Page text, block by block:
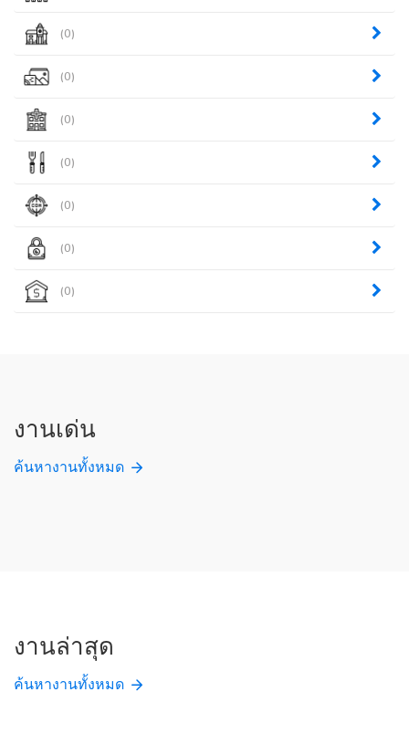
(0)
(0)
(0)
(0)
(0)
(0)
(0)
งานเด่น
ค้นหางานทั้งหมด
งานล่าสุด
ค้นหางานทั้งหมด